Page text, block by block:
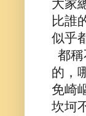
大家
比誰
似乎
都
的，
免崎
坎坷